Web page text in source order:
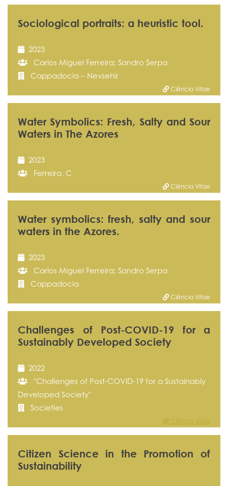
Sociological portraits: a heuristic tool.
2023
Carlos Miguel Ferreira; Sandro Serpa
Cappadocia – Nevsehir
Ciência Vitae
Water Symbolics: Fresh, Salty and Sour
Waters in The Azores
2023
Ferreira, C
Ciência Vitae
Water symbolics: fresh, salty and sour
waters in the Azores.
2023
Carlos Miguel Ferreira; Sandro Serpa
Cappadocia
Ciência Vitae
Challenges of Post-COVID-19 for a
Sustainably Developed Society
2022
"Challenges of Post-COVID-19 for a Sustainably
Developed Society"
Societies
Ciência Vitae
Citizen Science in the Promotion of
Sustainability